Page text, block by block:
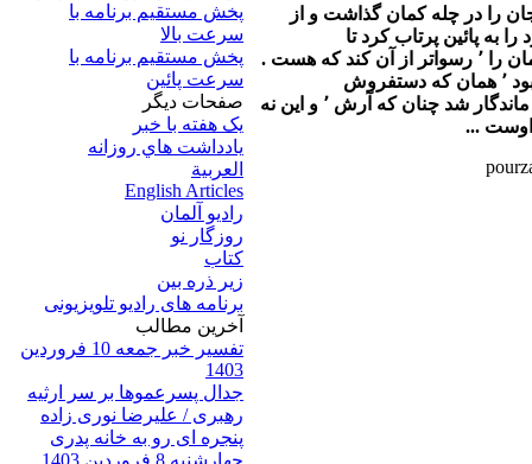
پخش مستقیم برنامه‌ ​با
سرعت بالا
پخش مستقیم برنامه‌ ​با
سرعت پائین​
صفحات ديگر
يک هفته با خبر
يادداشت هاي روزانه
العربية
English Articles
راديو آلمان
روزگار نو
کتاب
زير ذره بين
برنامه های رادیو تلویزیونی
آخرين مطالب
تفسیر خبر جمعه 10 فروردین
1403
جدال پسرعموها بر سر ارثیه
رهبری / علیرضا نوری زاده
پنجره ای رو به خانه پدری
چهارشنبه 8 فروردین 1403
را در چله كمان گذاشت و از
به پائين پرتاب كرد تا
سيد علي آقا نايب امام زمان را ٬ رسواتر از آن كند كه هست .
تونسي كرده بود . سيامك ماندگار شد چنان كه آرش ٬ و اين نه
اوست ...